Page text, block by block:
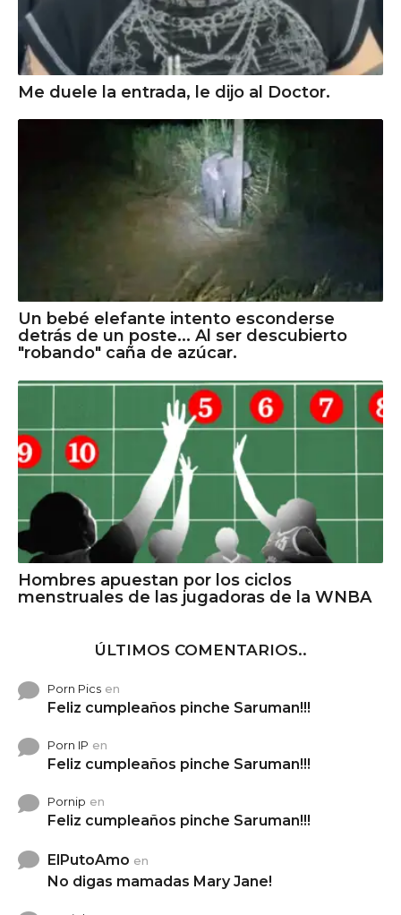
Me duele la entrada, le dijo al Doctor.
Un bebé elefante intento esconderse
detrás de un poste... Al ser descubierto
"robando" caña de azúcar.
Hombres apuestan por los ciclos
menstruales de las jugadoras de la WNBA
ÚLTIMOS COMENTARIOS..
Porn Pics en
Feliz cumpleaños pinche Saruman!!!
Porn IP en
Feliz cumpleaños pinche Saruman!!!
Pornip en
Feliz cumpleaños pinche Saruman!!!
ElPutoAmo en
No digas mamadas Mary Jane!